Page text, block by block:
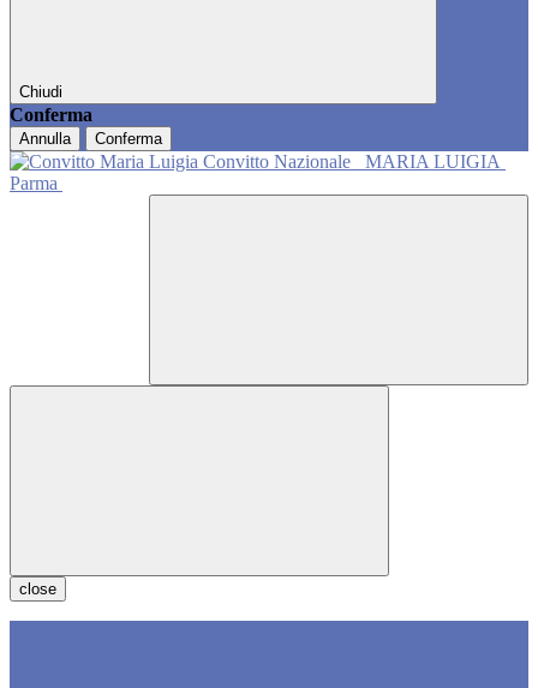
Chiudi
Conferma
Annulla Conferma
Convitto Nazionale
MARIA LUIGIA
Parma
close